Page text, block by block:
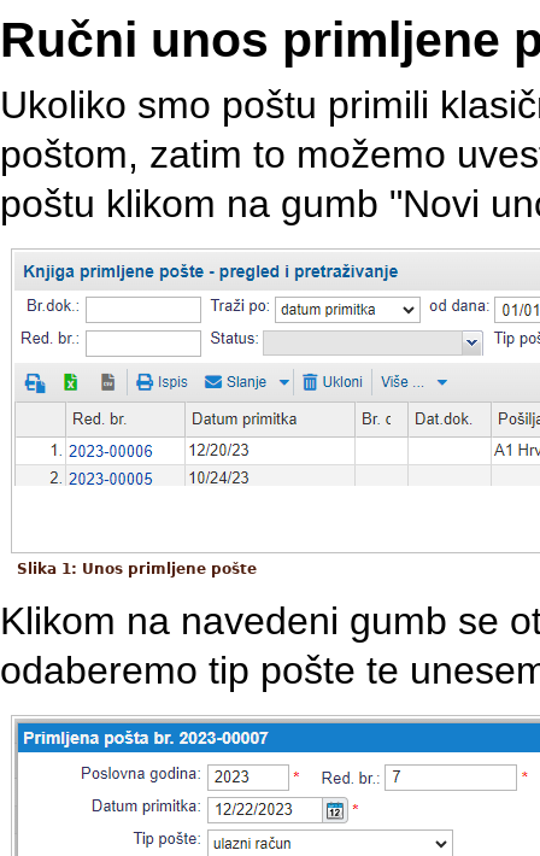
Ručni unos primljene
Ukoliko smo poštu primili
poštom, zatim to možemo
poštu klikom na gumb "Novi
Slika 1: Unos primljene pošte
Klikom na navedeni gumb se
odaberemo tip pošte te